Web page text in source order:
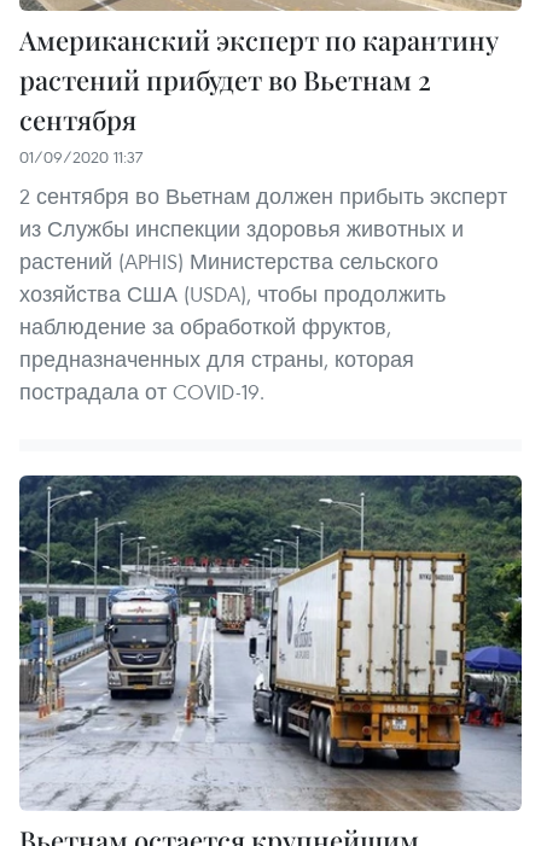
Американский эксперт по карантину
растений прибудет во Вьетнам 2
сентября
01/09/2020 11:37
2 сентября во Вьетнам должен прибыть эксперт
из Службы инспекции здоровья животных и
растений (APHIS) Министерства сельского
хозяйства США (USDA), чтобы продолжить
наблюдение за обработкой фруктов,
предназначенных для страны, которая
пострадала от COVID-19.